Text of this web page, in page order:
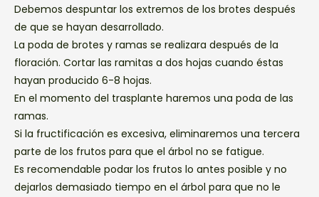
Debemos despuntar los extremos de los brotes después
de que se hayan desarrollado.
La poda de brotes y ramas se realizara después de la
floración. Cortar las ramitas a dos hojas cuando éstas
hayan producido 6-8 hojas.
En el momento del trasplante haremos una poda de las
ramas.
Si la fructificación es excesiva, eliminaremos una tercera
parte de los frutos para que el árbol no se fatigue.
Es recomendable podar los frutos lo antes posible y no
dejarlos demasiado tiempo en el árbol para que no le